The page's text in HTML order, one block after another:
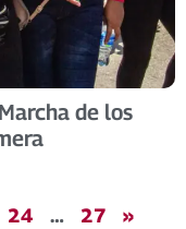
de los
24 … 27 »